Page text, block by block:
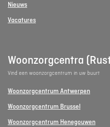
Nieuws
Vacatures
Woonzorgcentra
Vind een woonzorgcentrum in uw buurt
Woonzorgcentrum Antwerpen
Woonzorgcentrum Brussel
Woonzorgcentrum Henegouwen